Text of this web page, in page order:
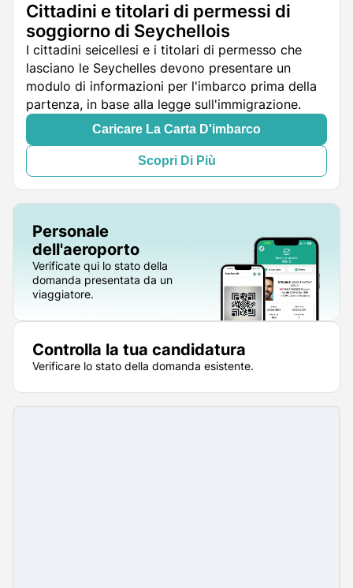
Cittadini e titolari di permessi di
soggiorno di Seychellois
I cittadini seicellesi e i titolari di permesso che
lasciano le Seychelles devono presentare un
modulo di informazioni per l'imbarco prima della
partenza, in base alla legge sull'immigrazione.
Caricare La Carta D'imbarco
Scopri Di Più
Personale
dell'aeroporto
Verificate qui lo stato della
domanda presentata da un
viaggiatore.
Controlla la tua candidatura
Verificare lo stato della domanda esistente.